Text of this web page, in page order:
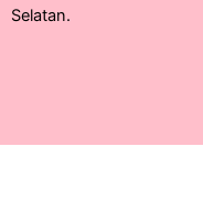
Selatan.